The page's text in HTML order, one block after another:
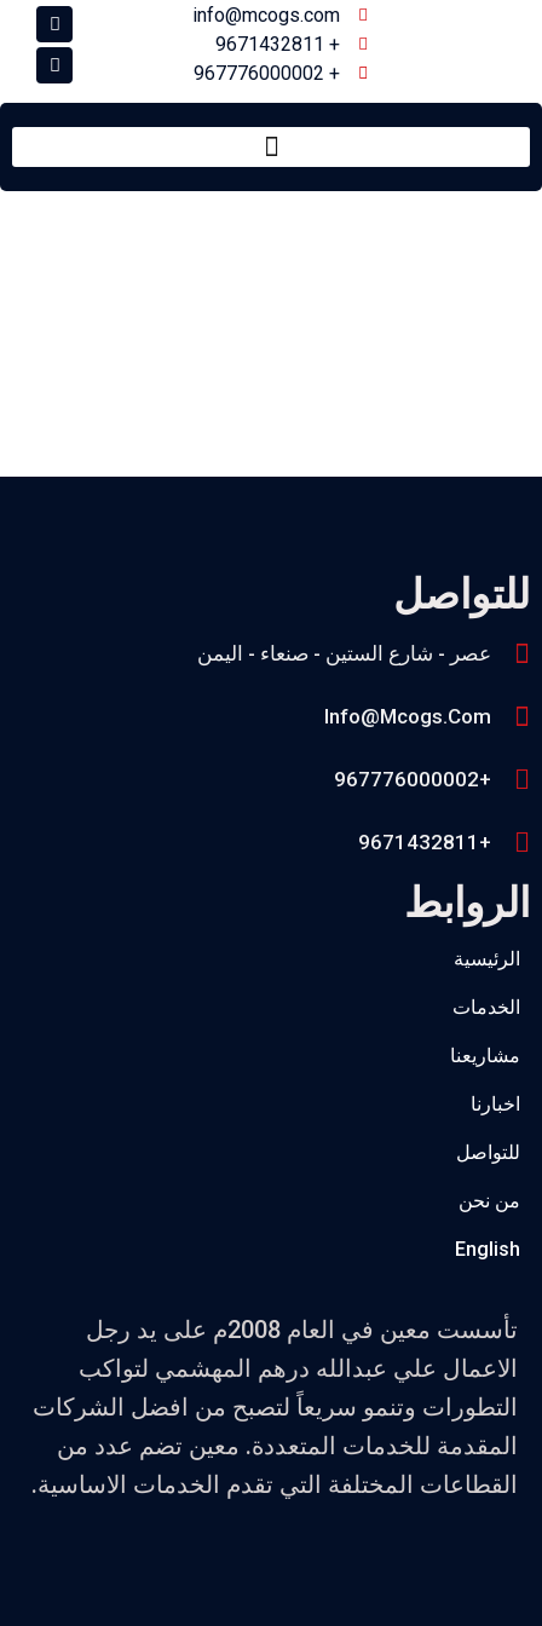
info@mcogs.com
+ 9671432811
+ 967776000002
للتواصل
عصر - شارع الستين - صنعاء - اليمن
Info@mcogs.com
+967776000002
+9671432811
الروابط
الرئيسية
الخدمات
مشاريعنا
اخبارنا
للتواصل
من نحن
English
تأسست معين في العام 2008م على يد رجل
الاعمال علي عبدالله درهم المهشمي لتواكب
التطورات وتنمو سريعاً لتصبح من افضل الشركات
المقدمة للخدمات المتعددة. معين تضم عدد من
القطاعات المختلفة التي تقدم الخدمات الاساسية.